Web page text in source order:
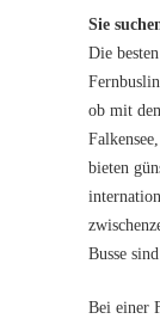
Sie
Die
ob mit
bieten
Busse
Bei einer